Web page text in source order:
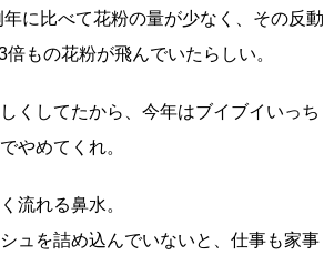
に比べて花粉の量が少なく、その反動
もの花粉が飛んでいたらしい。
くしてたから、今年はブイブイいっち
やめてくれ。
流れる鼻水。
ュを詰め込んでいないと、仕事も家事